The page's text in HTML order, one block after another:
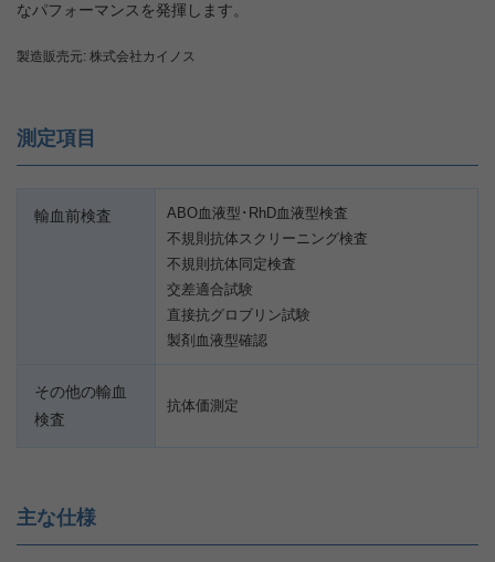
なパフォーマンスを発揮します。
製造販売元: 株式会社カイノス
測定項目
輸血前検査
ABO血液型･RhD血液型検査
不規則抗体スクリーニング検査
不規則抗体同定検査
交差適合試験
直接抗グロブリン試験
製剤血液型確認
その他の輸血
検査
抗体価測定
主な仕様